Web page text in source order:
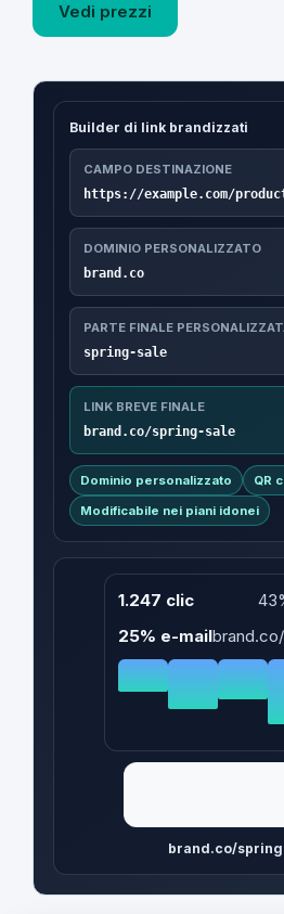
Vedi prezzi
Builder di link brandizzati
CAMPO DESTINAZIONE
https://example.com/
DOMINIO PERSONALIZZATO
brand.co
PARTE FINALE
spring-sale
LINK BREVE FINALE
brand.co/spring-sale
Dominio personalizzato QR
Modificabile nei piani idonei
1.247 clic
25% e-mail
brand.co/